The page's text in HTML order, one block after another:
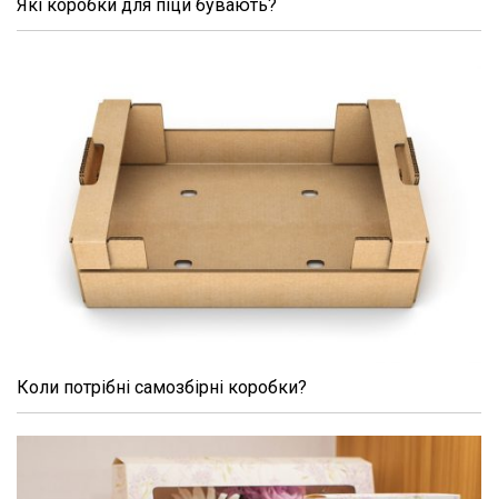
Які коробки для піци бувають?
Коли потрібні самозбірні коробки?